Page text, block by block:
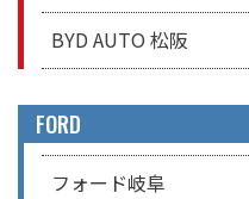
BYD AUTO 松阪
FORD
フォード岐阜